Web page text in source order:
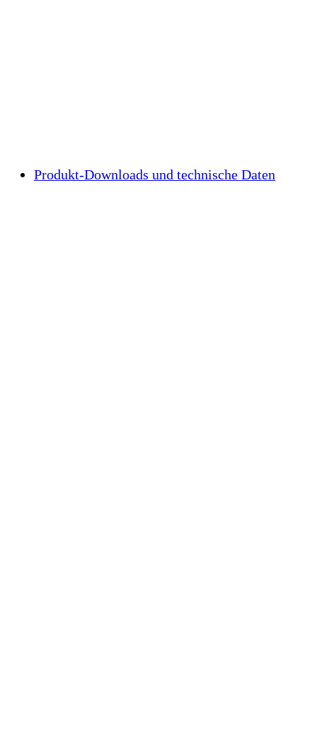
Produkt-Downloads und technische Daten